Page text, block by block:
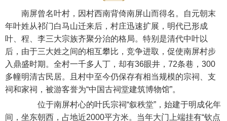
南屏曾名叶村，因村西南背倚南屏山而得名。自元朝末
年叶姓从祁门白马山迁来后，村庄迅速扩展，明代已形成
叶、程、李三大宗族齐聚分治的格局。特别是清代中叶以
后，由于三大姓之间的相互攀比，竞争进取，促使南屏村步
入鼎盛时期。全村一千多人丁，却有36眼井，72条巷，300
多幢明清古民居。且村中至今仍保存有相当规模的宗祠、支
祠和家祠，被游客誉为“中国古祠堂建筑博物馆”。
位于南屏村心的叶氏宗祠“叙秩堂”，始建于明成化年
间，坐东朝西，占地近2000平方米。当年大门上端挂有“钦点